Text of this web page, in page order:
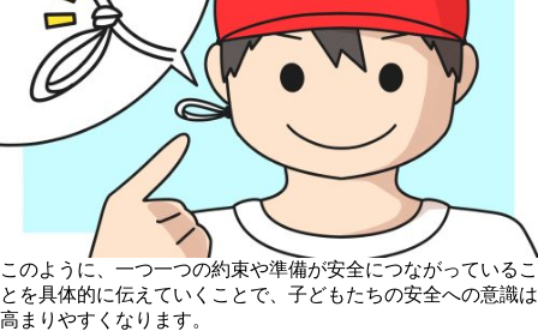
このように、一つ一つの約束や準備が安全につながっているこ
とを具体的に伝えていくことで、子どもたちの安全への意識は
高まりやすくなります。